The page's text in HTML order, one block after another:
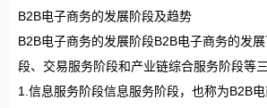
B2B电子商务的发展阶段及趋势
B2B电子商务的发展阶段B2B电子商务的发
段、交易服务阶段和产业链综合服务阶段等三
1.信息服务阶段信息服务阶段，也称为B2B